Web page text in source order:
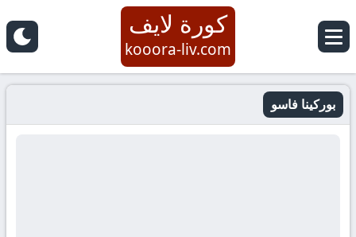
كورة لايف
kooora-liv.com
بوركينا فاسو